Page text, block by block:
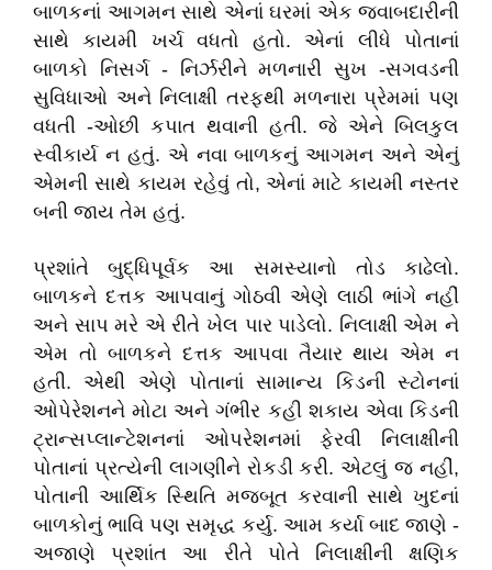
બાળકનાં આગમન સાથે એનાં ઘરમાં એક જવાબદારીની
સાથે કાયમી ખર્ચ વધતો હતો. એનાં લીધે પોતાનાં
બાળકો નિસર્ગ - નિર્ઝરીને મળનારી સુખ -સગવડની
સુવિધાઓ અને નિલાક્ષી તરફથી મળનારા પ્રેમમાં પણ
વધતી -ઓછી કપાત થવાની હતી. જે એને બિલકુલ
સ્વીકાર્ય ન હતું. એ નવા બાળકનું આગમન અને એનું
એમની સાથે કાયમ રહેવું તો, એનાં માટે કાયમી નસ્તર
બની જાય તેમ હતું.
પ્રશાંતે બુદ્ધિપૂર્વક આ સમસ્યાનો તોડ કાઢેલો.
બાળકને દત્તક આપવાનું ગોઠવી એણે લાઠી ભાંગે નહીં
અને સાપ મરે એ રીતે ખેલ પાર પાડેલો. નિલાક્ષી એમ ને
એમ તો બાળકને દત્તક આપવા તૈયાર થાય એમ ન
હતી. એથી એણે પોતાનાં સામાન્ય કિડની સ્ટોનનાં
ઓપેરેશનને મોટા અને ગંભીર કહી શકાય એવા કિડની
ટ્રાન્સપ્લાન્ટેશનનાં ઓપરેશનમાં ફેરવી નિલાક્ષીની
પોતાનાં પ્રત્યેની લાગણીને રોકડી કરી. એટલું જ નહીં,
પોતાની આર્થિક સ્થિતિ મજબૂત કરવાની સાથે ખુદનાં
બાળકોનું ભાવિ પણ સમૃદ્ધ કર્યુ. આમ કર્યા બાદ જાણે -
અજાણે પ્રશાંત આ રીતે પોતે નિલાક્ષીની ક્ષણિક